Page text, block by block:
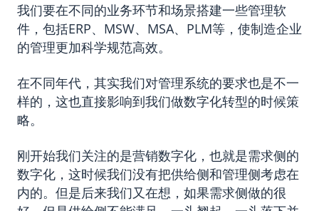
我们要在不同的业务环节和场景搭建一些管理软
件，包括ERP、MSW、MSA、PLM等，使制造企业
的管理更加科学规范高效。
在不同年代，其实我们对管理系统的要求也是不一
样的，这也直接影响到我们做数字化转型的时候策
略。
刚开始我们关注的是营销数字化，也就是需求侧的
数字化，这时候我们没有把供给侧和管理侧考虑在
内的。但是后来我们又在想，如果需求侧做的很